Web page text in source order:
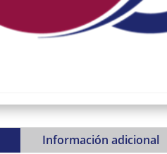
Información adicional